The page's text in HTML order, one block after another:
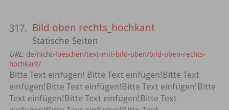
317. Bild oben rechts_hochkant
Statische Seiten
URL: de/nicht-loeschen/text-mit-bild-oben/bild-oben-rechts-
hochkant/
Bitte Text einfügen! Bitte Text einfügen!Bitte Text
einfügen!Bitte Text einfügen!Bitte Text einfügen!Bitte
Text einfügen!Bitte Text einfügen!Bitte Text